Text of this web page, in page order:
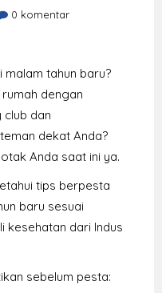
0 komentar
malam tahun baru?
dengan
dan
dekat Anda?
Anda saat ini ya.
tips berpesta
baru sesuai
kesehatan dari Indus
sebelum pesta: